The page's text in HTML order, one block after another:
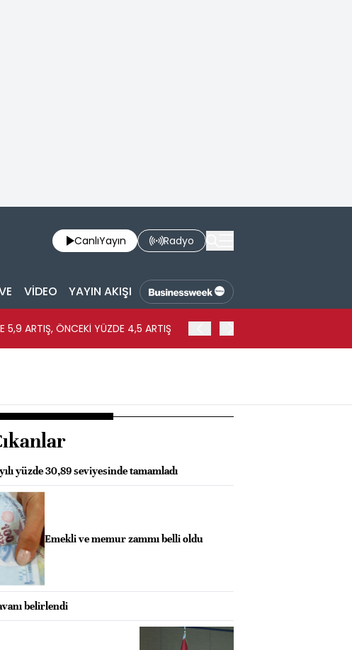
CanlıYayın Radyo
VİDEO YAYIN AKIŞI
5,9 ARTIŞ, ÖNCEKİ YÜZDE 4,5 ARTIŞ
yüzde 30,89 seviyesinde tamamladı
Emekli ve memur zammı belli oldu
belirlendi